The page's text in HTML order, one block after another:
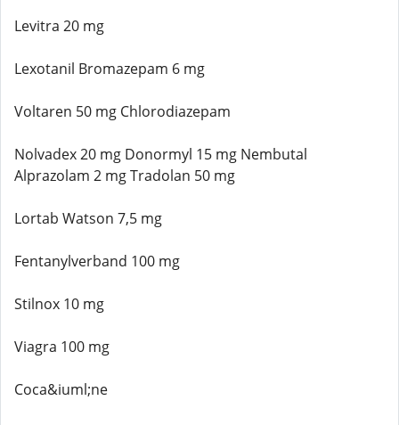
Levitra 20 mg
Lexotanil Bromazepam 6 mg
Voltaren 50 mg Chlorodiazepam
Nolvadex 20 mg Donormyl 15 mg Nembutal
Alprazolam 2 mg Tradolan 50 mg
Lortab Watson 7,5 mg
Fentanylverband 100 mg
Stilnox 10 mg
Viagra 100 mg
Coca&iuml;ne